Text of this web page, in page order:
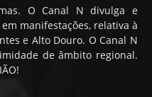
O Canal N divulga e
manifestações, relativa à
e Alto Douro. O Canal N
de âmbito regional.